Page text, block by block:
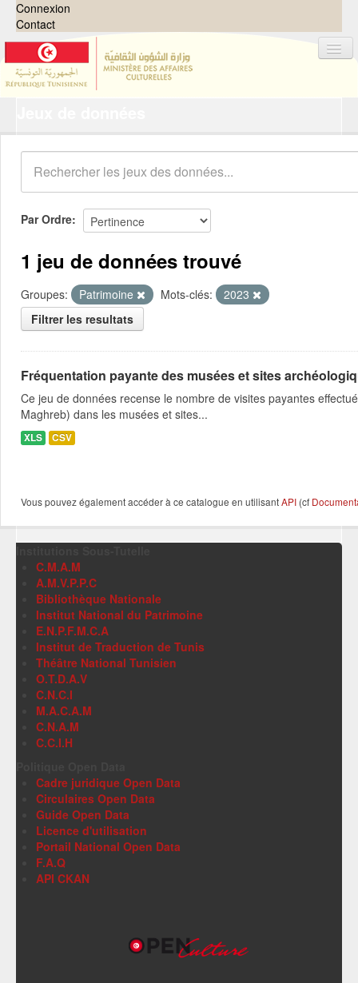
Connexion
Contact
Organisations
Groupes
Demandes 0
À propos
Par Ordre
1 jeu de données trouvé
Groupes: Patrimoine Mots-clés:
2023
Filtrer les resultats
Fréquentation payante des musées et sites
Ce jeu de données recense le nombre de visites payantes
Maghreb) dans les musées et sites...
XLS CSV
Vous pouvez également accéder à ce catalogue en utilisantAPI (cf
C.M.A.M
A.M.V.P.P.C
Bibliothèque Nationale
Institut National du Patrimoine
E.N.P.F.M.C.A
Institut de Traduction de Tunis
Théâtre National Tunisien
O.T.D.A.V
C.N.C.I
M.A.C.A.M
C.N.A.M
C.C.I.H
Cadre juridique Open Data
Circulaires Open Data
Guide Open Data
Licence d'utilisation
Portail National Open Data
F.A.Q
API CKAN